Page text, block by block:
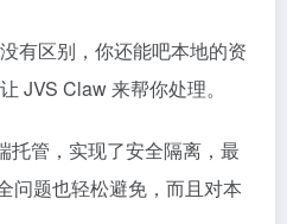
有区别，你还能吧本地的资
JVS Claw 来帮你处理。
托管，实现了安全隔离，最
问题也轻松避免，而且对本